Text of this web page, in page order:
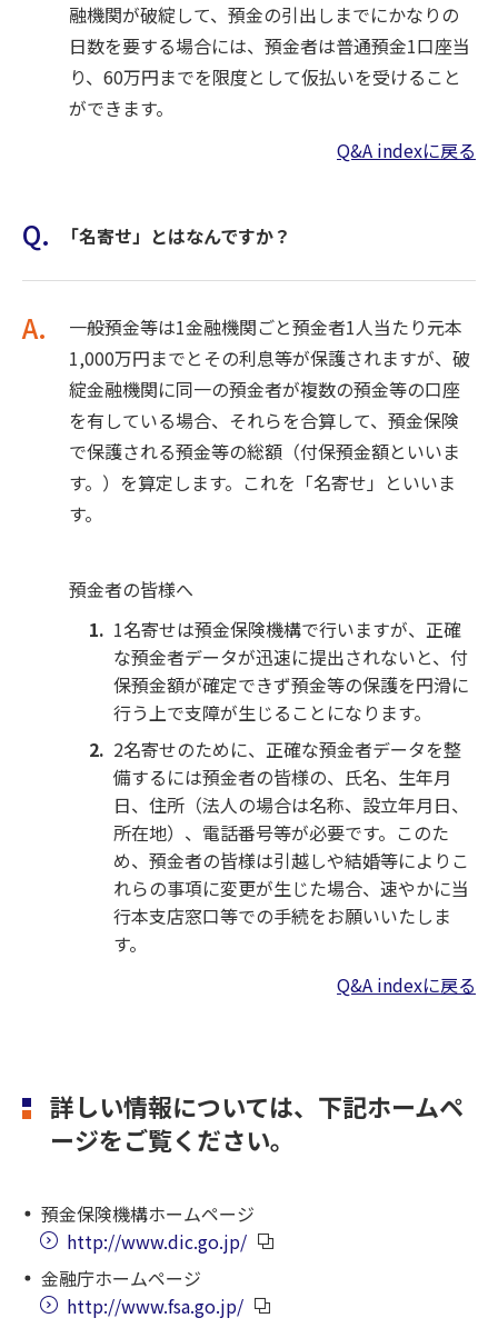
融機関が破綻して、預金の引出しまでにかなりの
日数を要する場合には、預金者は普通預金1口座当
り、60万円までを限度として仮払いを受けること
ができます。
Q&A indexに戻る
Q. 「名寄せ」とはなんですか？
A.
一般預金等は1金融機関ごと預金者1人当たり元本
1,000万円までとその利息等が保護されますが、破
綻金融機関に同一の預金者が複数の預金等の口座
を有している場合、それらを合算して、預金保険
で保護される預金等の総額（付保預金額といいま
す。）を算定します。これを「名寄せ」といいま
す。
預金者の皆様へ
1名寄せは預金保険機構で行いますが、正確
な預金者データが迅速に提出されないと、付
保預金額が確定できず預金等の保護を円滑に
行う上で支障が生じることになります。
2名寄せのために、正確な預金者データを整
備するには預金者の皆様の、氏名、生年月
日、住所（法人の場合は名称、設立年月日、
所在地）、電話番号等が必要です。このた
め、預金者の皆様は引越しや結婚等によりこ
れらの事項に変更が生じた場合、速やかに当
行本支店窓口等での手続をお願いいたしま
す。
Q&A indexに戻る
詳しい情報については、下記ホームペ
ージをご覧ください。
預金保険機構ホームページ
http://www.dic.go.jp/
金融庁ホームページ
http://www.fsa.go.jp/